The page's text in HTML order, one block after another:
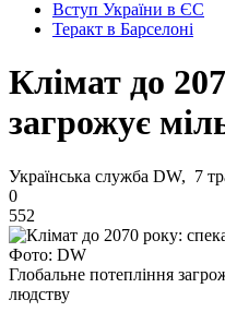
Вступ України в ЄС
Теракт в Барселоні
Клімат до
загрожує
Українська служба DW, 7
0
552
Фото: DW
Глобальне потепління
людству